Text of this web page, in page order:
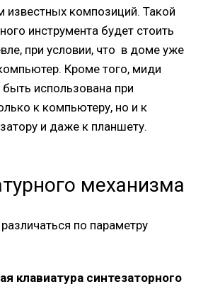
известных композиций. Такой
инструмента будет стоить
при условии, что в доме уже
Кроме того, миди
использована при
к компьютеру, но и к
и даже к планшету.
механизма
по параметру
клавиатура синтезаторного